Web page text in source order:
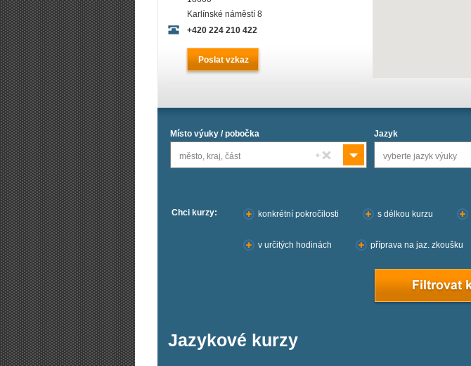
Karlínské náměstí 8
+420 224 210 422
Poslat vzkaz
Místo výuky / pobočka
město, kraj, část
Jazyk
vyberte jazyk výuky
Chci kurzy: konkrétní pokročilosti s délkou kurzu
v určitých hodinách příprava na jaz. zkoušku
Jazykové kurzy